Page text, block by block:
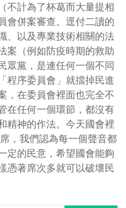
不計為了杯葛而大量提相
會併案審查。逕付二讀的
、以及專業技術相關的法
案（例如防疫時期的救助
眾黨，是連任何一個不同
程序委員會」就擋掉民進
，在委員會裡面也完全不
在任何一個環節，都沒有
精神的作法。今天國會裡
，我們認為每一個聲音都
定的民意，希望國會能夠
憑著席次多就可以破壞民